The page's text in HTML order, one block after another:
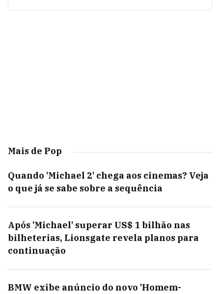
Mais de Pop
Quando 'Michael 2' chega aos cinemas? Veja
o que já se sabe sobre a sequência
Após 'Michael' superar US$ 1 bilhão nas
bilheterias, Lionsgate revela planos para
continuação
BMW exibe anúncio do novo 'Homem-